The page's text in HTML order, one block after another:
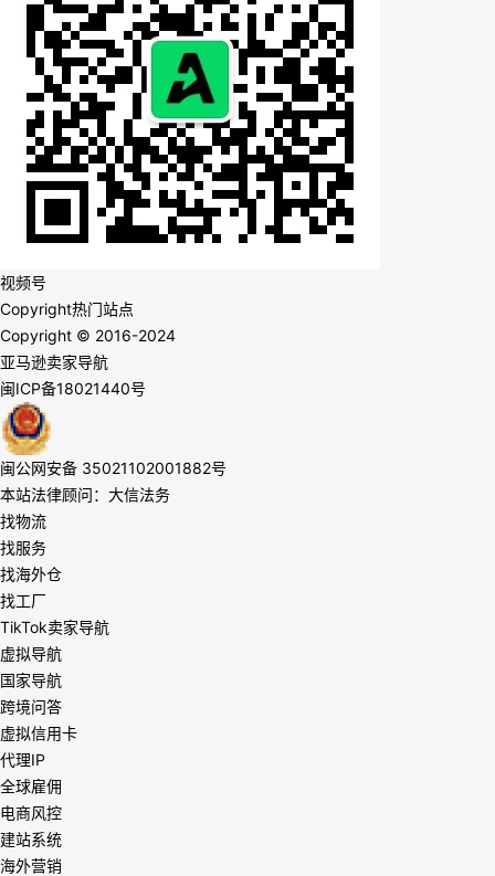
视频号
Copyright热门站点
Copyright © 2016-2024
亚马逊卖家导航
闽ICP备18021440号
闽公网安备 35021102001882号
本站法律顾问：大信法务
找物流
找服务
找海外仓
找工厂
TikTok卖家导航
虚拟导航
国家导航
跨境问答
虚拟信用卡
代理IP
全球雇佣
电商风控
建站系统
海外营销